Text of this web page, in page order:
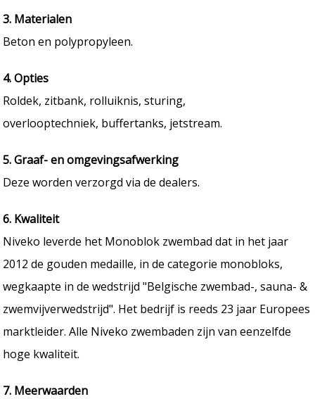
3. Materialen
Beton en polypropyleen.
4. Opties
Roldek, zitbank, rolluiknis, sturing,
overlooptechniek, buffertanks, jetstream.
5. Graaf- en omgevingsafwerking
Deze worden verzorgd via de dealers.
6. Kwaliteit
Niveko leverde het Monoblok zwembad dat in het jaar
2012 de gouden medaille, in de categorie monobloks,
wegkaapte in de wedstrijd "Belgische zwembad-, sauna- &
zwemvijverwedstrijd". Het bedrijf is reeds 23 jaar Europees
marktleider. Alle Niveko zwembaden zijn van eenzelfde
hoge kwaliteit.
7. Meerwaarden